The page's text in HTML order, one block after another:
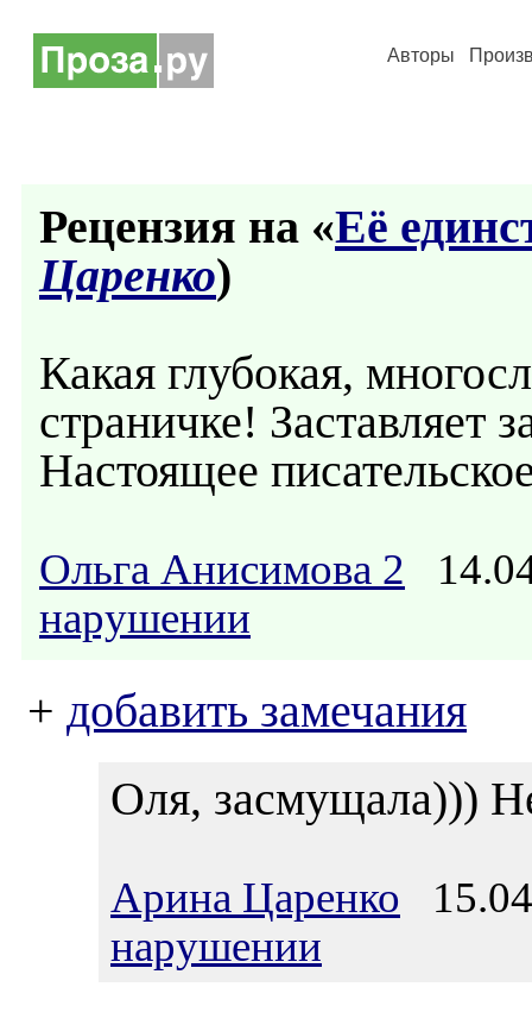
Авторы
Рецензия на «Её
Царенко)
Какая глубокая,
страничке! Заставляет
Настоящее
Ольга Анисимова 2
нарушении
+ добавить замечания
Оля, засмущала)))
Арина Царенко
нарушении